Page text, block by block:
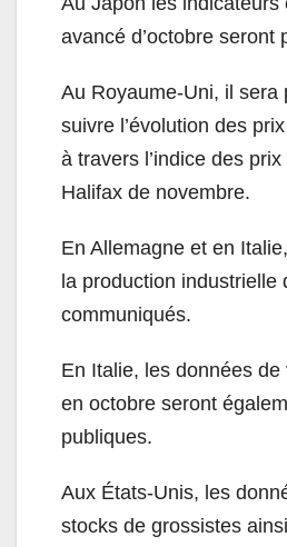
avancé d’octobre seront
Au Royaume-Uni, il sera
suivre l’évolution des
à travers l’indice des
Halifax de novembre.
En Allemagne et en
la production industrielle
communiqués.
En Italie, les données de
en octobre seront
publiques.
Aux États-Unis, les
stocks de grossistes